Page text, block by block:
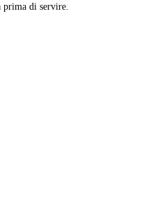
di servire.